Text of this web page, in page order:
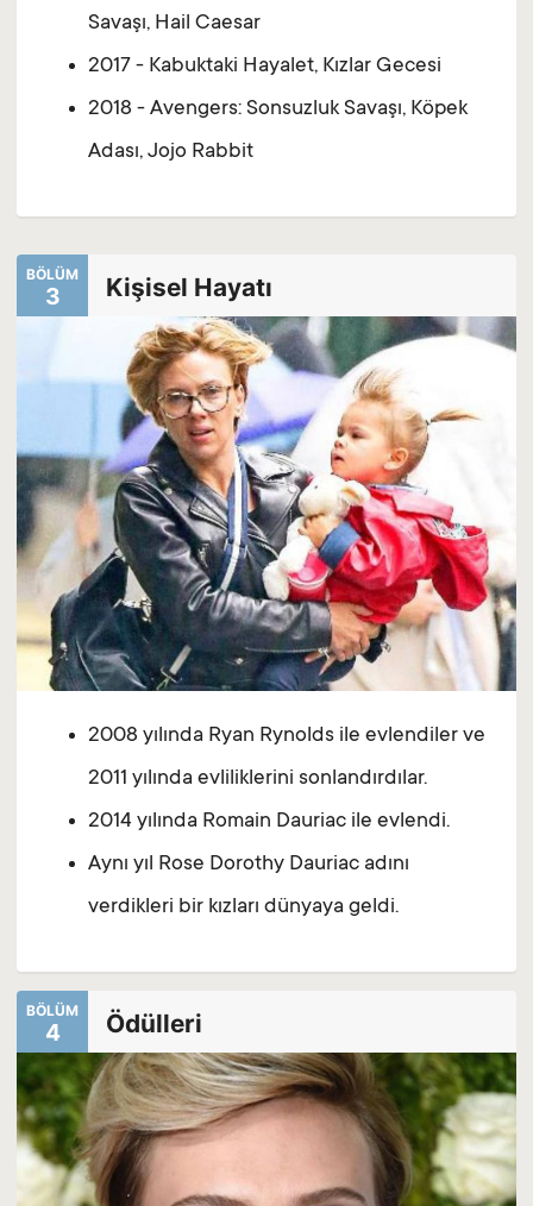
Savaşı, Hail Caesar
2017 - Kabuktaki Hayalet, Kızlar Gecesi
2018 - Avengers: Sonsuzluk Savaşı, Köpek
Adası, Jojo Rabbit
BÖLÜM
3 Kişisel Hayatı
2008 yılında Ryan Rynolds ile evlendiler ve
2011 yılında evliliklerini sonlandırdılar.
2014 yılında Romain Dauriac ile evlendi.
Aynı yıl Rose Dorothy Dauriac adını
verdikleri bir kızları dünyaya geldi.
BÖLÜM
4 Ödülleri